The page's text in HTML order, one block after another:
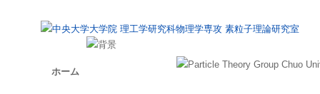
ホーム